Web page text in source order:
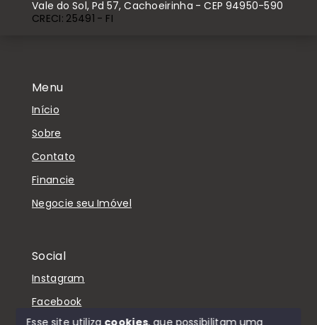
Menu
Início
Sobre
Contato
Financie
Negocie seu Imóvel
Social
Instagram
Facebook
Vale do Sol, Pd 57, Cachoeirinha - CEP 94950-590
CRECI: 25491 - FI
Esse site utiliza cookies, que possibilitam uma